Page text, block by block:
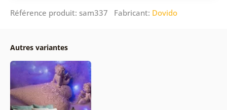
Référence produit: sam337 Fabricant: Dovido
Autres variantes